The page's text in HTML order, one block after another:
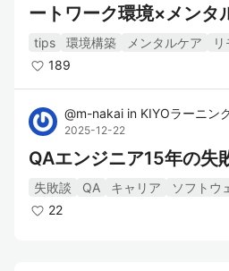
ートワーク環境×メンタ
選
tips 環境構築 メンタルケア
189
@m-nakai in KIYOラーニン
2025-12-22
QAエンジニア15年の失
失敗談 QA キャリア ソフトウ
22